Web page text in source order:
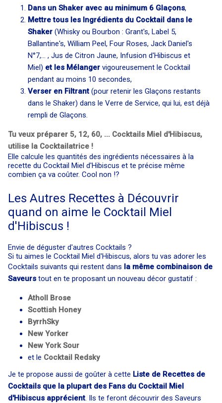
Dans un Shaker avec au minimum 6 Glaçons,
Mettre tous les Ingrédients du Cocktail dans le
Shaker (Whisky ou Bourbon : Grant's, Label 5,
Ballantine's, William Peel, Four Roses, Jack Daniel's
N°7,... , Jus de Citron Jaune, Infusion d'Hibiscus et
Miel) et les Mélanger vigoureusement le Cocktail
pendant au moins 10 secondes,
Verser en Filtrant (pour retenir les Glaçons restants
dans le Shaker) dans le Verre de Service, qui lui, est déjà
rempli de Glaçons.
Tu veux préparer 5, 12, 60, ... Cocktails Miel d'Hibiscus,
utilise la Cocktailatrice !
Elle calcule les quantités des ingrédients nécessaires à la
recette du Cocktail Miel d'Hibiscus et te précise même
combien ça va coûter. Cool non !?
Les Autres Recettes à Découvrir
quand on aime le Cocktail Miel
d'Hibiscus !
Envie de déguster d'autres Cocktails ?
Si tu aimes le Cocktail Miel d'Hibiscus, alors tu vas adorer les
Cocktails suivants qui restent dans la même combinaison de
Saveurs tout en te proposant un nouveau décor gustatif :
Atholl Brose
Scottish Honey
ByrrhSky
New Yorker
New York Sour
et le Cocktail Redsky
Je te propose aussi de goûter à cette Liste de Recettes de
Cocktails que la plupart des Fans du Cocktail Miel
d'Hibiscus apprécient. Ils te feront découvrir des Saveurs